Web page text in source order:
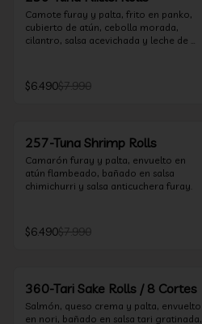
Camote furay y palta, frito en panko,
cubierto de atún, cebolla morada,
cilantro, salsa acevichada y leche de
$6.490$7.990
257-Tuna Shrimp Rolls
Camarón furay y palta, envuelto en
atún flambeado, bañado en salsa
chimichurri y salsa anticuchera furay.
$6.490$7.990
360-Tari Sake Rolls / 8 Cortes
Salmón, queso crema y palta, envuelto
en nori, bañado en salsa tari gratinada,